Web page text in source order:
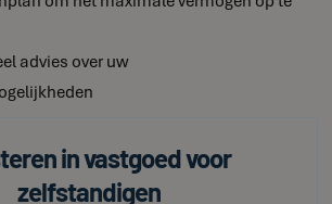
advies over uw
in vastgoed voor
zelfstandigen